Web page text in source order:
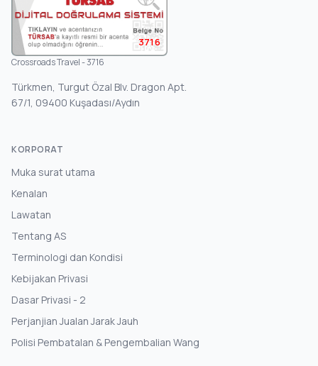
3716
Crossroads Travel - 3716
Türkmen, Turgut Özal Blv. Dragon Apt.
67/1, 09400 Kuşadası/Aydın
KORPORAT
Muka surat utama
Kenalan
Lawatan
Tentang AS
Terminologi dan Kondisi
Kebijakan Privasi
Dasar Privasi - 2
Perjanjian Jualan Jarak Jauh
Polisi Pembatalan & Pengembalian Wang